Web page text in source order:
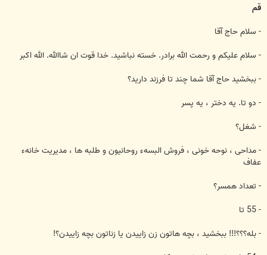
قم
- سلام حاج آقا
- سلام عليكم و رحمت الله برادر. خسته نباشيد. خدا قوت ان شاالله. الله اكبر
- ببخشيد حاج آقا شما چند تا فرزند داريد؟
- دو تا. يه دختر ، يه پسر
- شغل؟
- مداحی ، نوحه خونی ، فروش البسهء روحانيون و طلبه ها ، مديريت خانهء
عفاف
- تعداد همسر؟
- 55 تا
- بله؟؟؟!!! ببخشيد ، بچه هاتون زن زاييدن يا زناتون بچه زاييدن؟!